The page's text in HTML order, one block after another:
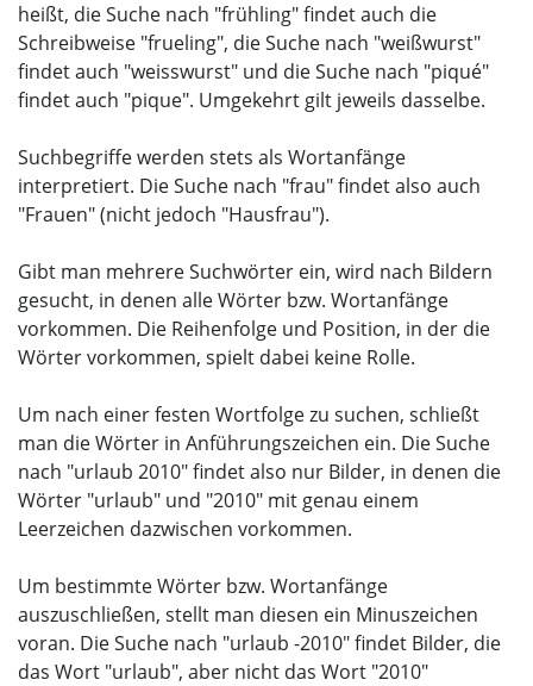
heißt, die Suche nach "frühling" findet auch die
Schreibweise "frueling", die Suche nach "weißwurst"
findet auch "weisswurst" und die Suche nach "piqué"
findet auch "pique". Umgekehrt gilt jeweils dasselbe.
Suchbegriffe werden stets als Wortanfänge
interpretiert. Die Suche nach "frau" findet also auch
"Frauen" (nicht jedoch "Hausfrau").
Gibt man mehrere Suchwörter ein, wird nach Bildern
gesucht, in denen alle Wörter bzw. Wortanfänge
vorkommen. Die Reihenfolge und Position, in der die
Wörter vorkommen, spielt dabei keine Rolle.
Um nach einer festen Wortfolge zu suchen, schließt
man die Wörter in Anführungszeichen ein. Die Suche
nach "urlaub 2010" findet also nur Bilder, in denen die
Wörter "urlaub" und "2010" mit genau einem
Leerzeichen dazwischen vorkommen.
Um bestimmte Wörter bzw. Wortanfänge
auszuschließen, stellt man diesen ein Minuszeichen
voran. Die Suche nach "urlaub -2010" findet Bilder, die
das Wort "urlaub", aber nicht das Wort "2010"